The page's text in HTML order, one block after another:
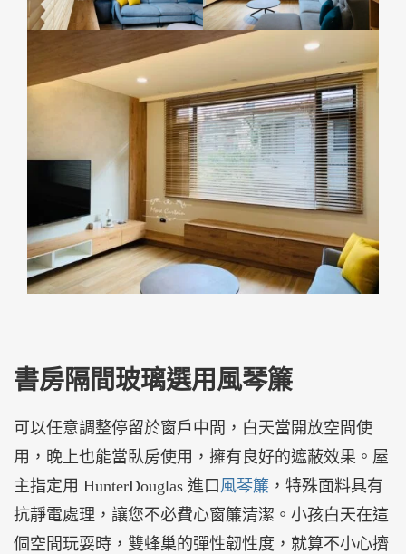
書房隔間玻璃選用風琴簾
可以任意調整停留於窗戶中間，白天當開放空間使
用，晚上也能當臥房使用，擁有良好的遮蔽效果。屋
主指定用 HunterDouglas 進口 風琴簾 ，特殊面料具有
抗靜電處理，讓您不必費心窗簾清潔。小孩白天在這
個空間玩耍時，雙蜂巢的彈性韌性度，就算不小心擠